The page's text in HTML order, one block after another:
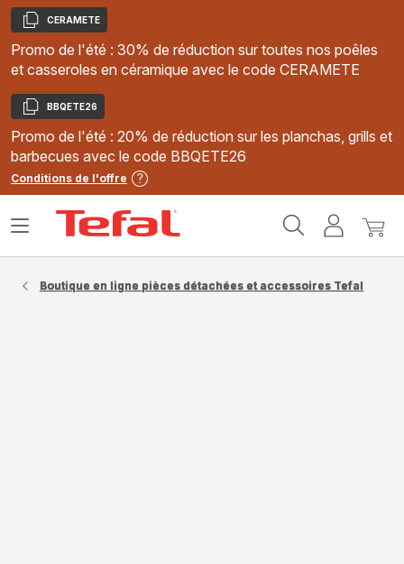
Copier
CERAMETE
Promo de l'été : 30% de réduction sur toutes nos poêles
et casseroles en céramique avec le code CERAMETE
Copier
BBQETE26
Promo de l'été : 20% de réduction sur les planchas, grills et
barbecues avec le code BBQETE26
Conditions de l'offre
MonMon
Ouvrir
Boutique en ligne pièces détachées et accessoires Tefal